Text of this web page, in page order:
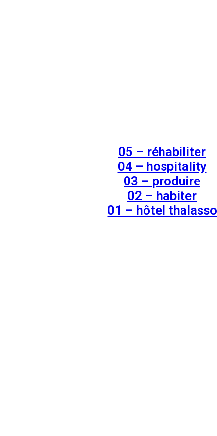
05 – réhabiliter
04 – hospitality
03 – produire
02 – habiter
01 – hôtel thalasso